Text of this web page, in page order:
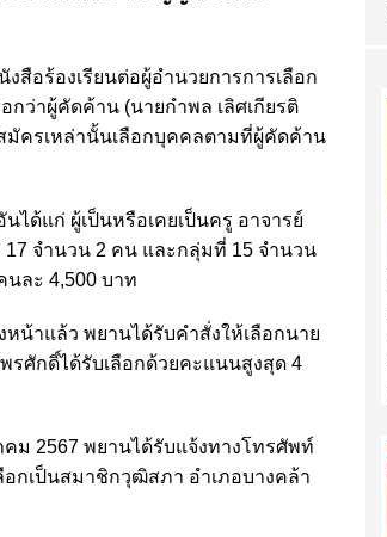
อร้องเรียนต่อผู้อำนวยการการเลือก
กว่าผู้คัดค้าน (นายกำพล เลิศเกียรติ
มัครเหล่านั้นเลือกบุคคลตามที่ผู้คัดค้าน
ด้แก่ ผู้เป็นหรือเคยเป็นครู อาจารย์
จำนวน 2 คน และกลุ่มที่ 15 จำนวน
ละ 4,500 บาท
าแล้ว พยานได้รับคำสั่งให้เลือกนาย
รศักดิ์ได้รับเลือกด้วยคะแนนสูงสุด 4
ม 2567 พยานได้รับแจ้งทางโทรศัพท์
อกเป็นสมาชิกวุฒิสภา อำเภอบางคล้า